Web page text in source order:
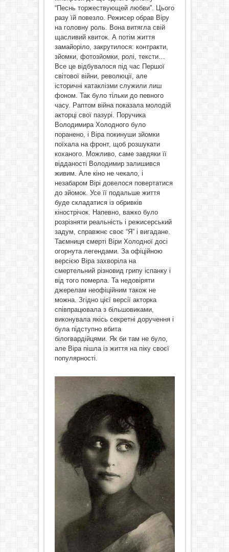
“Песнь торжествующей любви”. Цього
разу їй повезло. Режисер обрав Віру
на головну роль. Вона витягла свій
щасливий квиток. А потім життя
замайоріло, закрутилося: контракти,
зйомки, фотозйомки, ролі, тексти…
Все це відбувалося під час Першої
світової війни, революції, але
історичні катаклізми служили лиш
фоном. Так було тільки до певного
часу. Раптом війна показала молодій
акторці свої пазурі. Поручика
Володимира Холодного було
поранено, і Віра покинуши зйомки
поїхала на фронт, щоб розшукати
коханого. Можливо, саме завдяки її
відданості Володимир залишився
живим. Але кіно не чекало, і
незабаром Вірі довелося повертатися
до зйомок. Усе її подальше життя
буде складатися із обривків
кінострічок. Напевно, важко було
розрізняти реальність і режисерський
задум, справжнє своє “Я” і вигадане.
Таємниця смерті Віри Холодної досі
огорнута легендами. За офіційною
версією Віра захворіла на
смертельний різновид грипу іспанку і
від того померла. Та недовіряти
джерелам неофіційним також не
можна. Згідно цієї версії акторка
співпрацювала з більшовиками,
виконувала якісь секретні доручення і
була підступно вбита
білогвардійцями. Як би там не було,
але Віра пішла із життя на піку своєї
популярності.